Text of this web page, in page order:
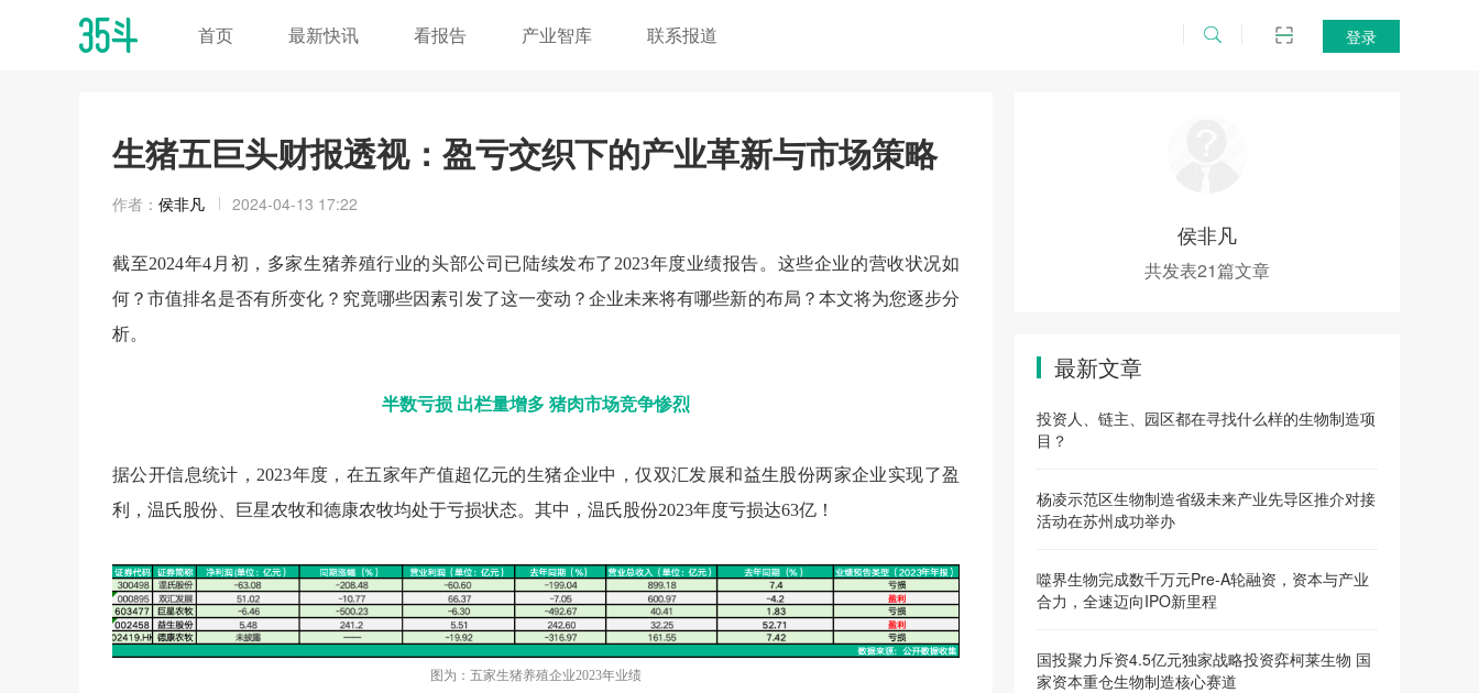
首页 最新快讯 看报告 产业智库 联系报道 登录
生猪五巨头财报透视：盈亏交织下的产业革新与市场策略
作者： 侯非凡 2024-04-13 17:22
截至2024年4月初，多家生猪养殖行业的头部公司已陆续发布了2023年度业绩报告。这些企业的营收状况如
何？市值排名是否有所变化？究竟哪些因素引发了这一变动？企业未来将有哪些新的布局？本文将为您逐步分
析。
半数亏损 出栏量增多 猪肉市场竞争惨烈
据公开信息统计，2023年度，在五家年产值超亿元的生猪企业中，仅双汇发展和益生股份两家企业实现了盈
利，温氏股份、巨星农牧和德康农牧均处于亏损状态。其中，温氏股份2023年度亏损达63亿！
图为：五家生猪养殖企业2023年业绩
侯非凡
共发表21篇文章
最新文章
投资人、链主、园区都在寻找什么样的生物制造项
目？
杨凌示范区生物制造省级未来产业先导区推介对接
活动在苏州成功举办
噬界生物完成数千万元Pre-A轮融资，资本与产业
合力，全速迈向IPO新里程
国投聚力斥资4.5亿元独家战略投资弈柯莱生物 国
家资本重仓生物制造核心赛道